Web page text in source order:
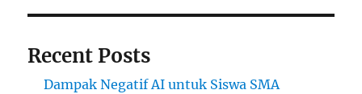
Recent Posts
Dampak Negatif AI untuk Siswa SMA